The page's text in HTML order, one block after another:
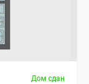
Дом сдан